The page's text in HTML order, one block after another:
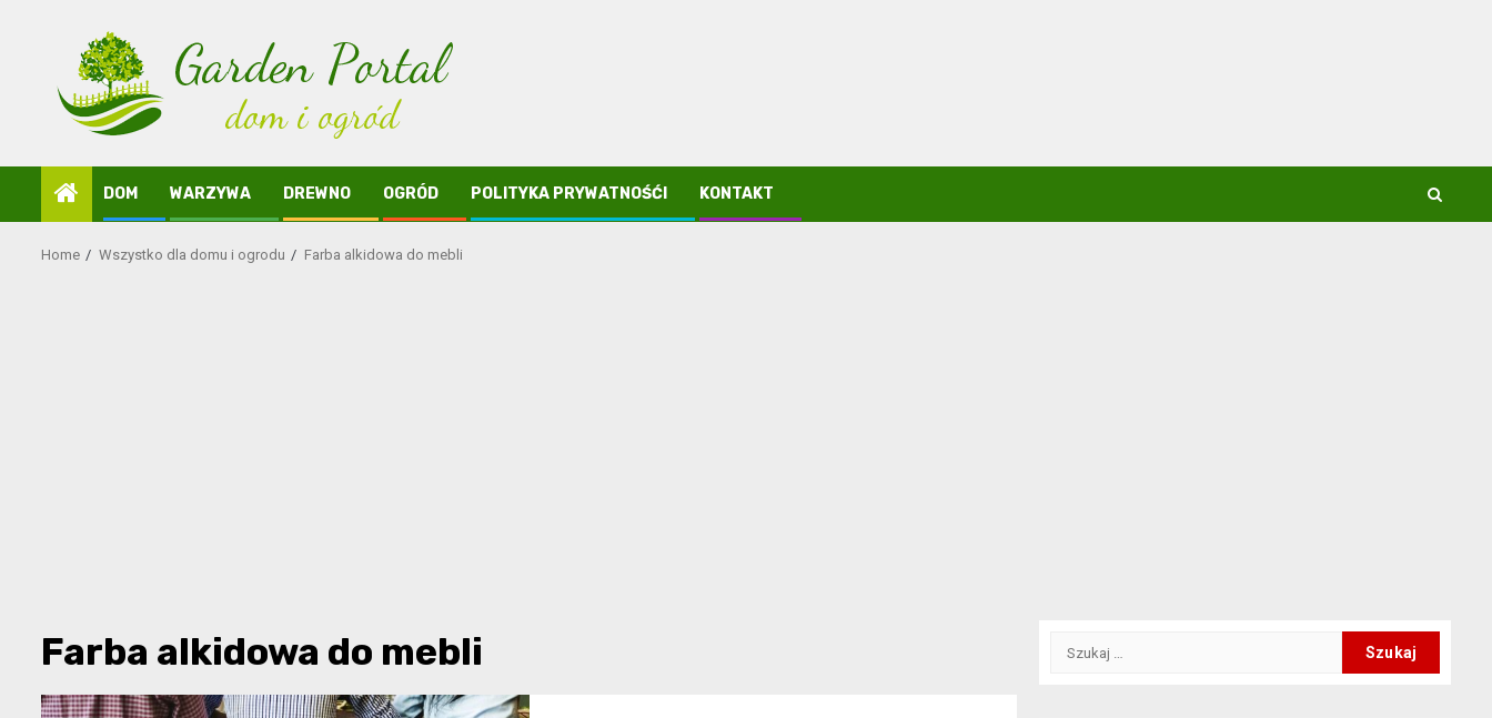
DOM WARZYWA DREWNO OGRÓD POLITYKA PRYWATNOŚĆI KONTAKT
Home Wszystko dla domu i ogrodu Farba alkidowa do mebli
Farba alkidowa do mebli Szukaj: